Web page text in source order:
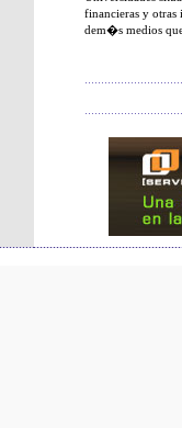
financieras y
dem�s medios